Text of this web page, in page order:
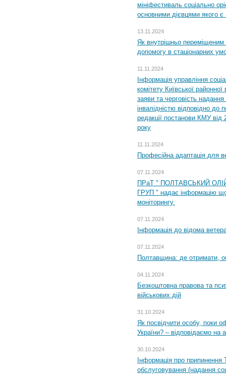
мініфестиваль соціально
основними дієвцями якого є
13.11.2024
Як внутрішньо переміщеним
допомогу в стаціонарних
11.11.2024
Інформація управління
комітету Київської
заяви та черговість надання
інвалідністю відповідно
редакції постанови КМУ
року
11.11.2024
Професійна адаптація для
07.11.2024
ПРаТ " ПОЛТАВСЬКИЙ
ГРУП " надає інформацію
моніторингу.
07.11.2024
Інформація до відома
07.11.2024
Полтавщина: де отримати,
04.11.2024
Безкоштовна правова та
військових дій
31.10.2024
Як посвідчити особу, поки
України? – відповідаємо на
30.10.2024
Інформація про припинення
обслуговування (надання